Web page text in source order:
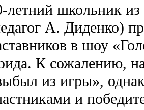
летний школьник
А. Диденко)
в шоу
К сожалению,
из игры»,
и